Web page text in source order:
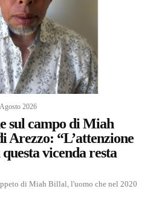
2026
sul campo di Miah
Arezzo: “L’attenzione
vicenda resta
di Miah Billal, l'uomo che nel 2020